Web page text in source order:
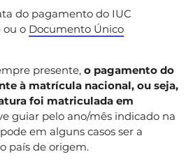
do pagamento do IUC
ou o Documento Único
presente, o pagamento do
à matrícula nacional, ou seja,
foi matriculada em
guiar pelo ano/mês indicado na
em alguns casos ser a
país de origem.